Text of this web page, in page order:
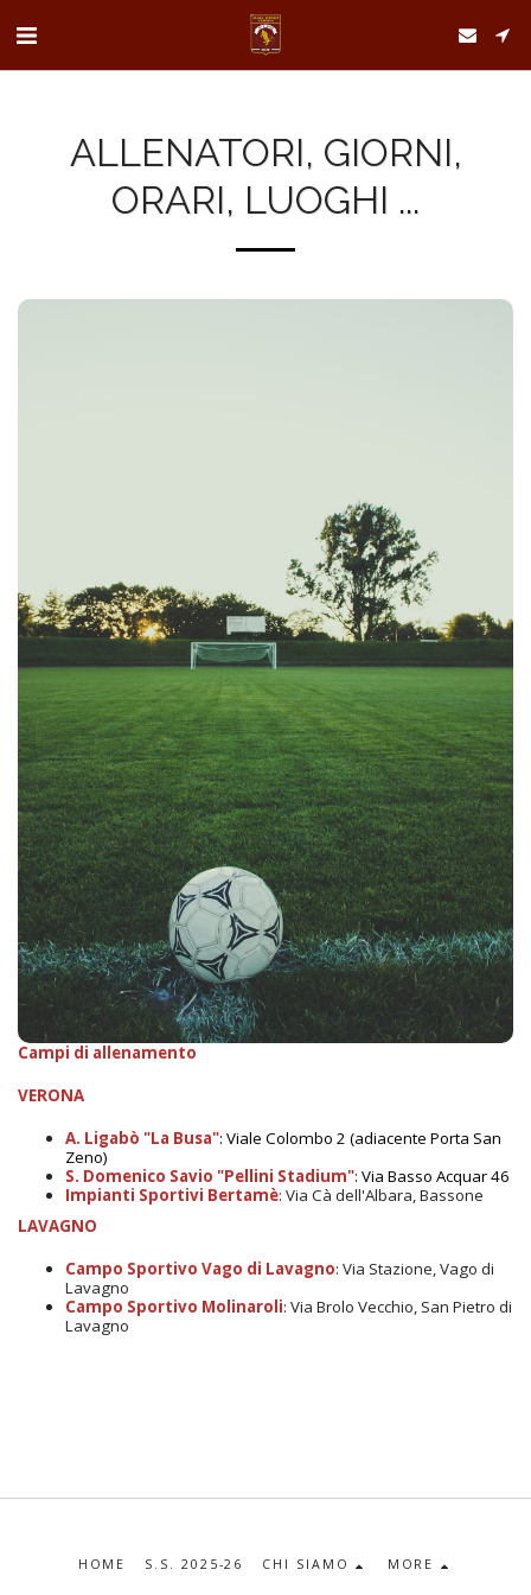
ALLENATORI, GIORNI,
ORARI, LUOGHI ...
Campi di allenamento
VERONA
A. Ligabò "La Busa": Viale Colombo 2 (adiacente Porta San
Zeno)
S. Domenico Savio "Pellini Stadium": Via Basso Acquar 46
Impianti Sportivi Bertamè: Via Cà dell'Albara, Bassone
LAVAGNO
Campo Sportivo Vago di Lavagno: Via Stazione, Vago di
Lavagno
Campo Sportivo Molinaroli: Via Brolo Vecchio, San Pietro di
Lavagno
HOME S.S. 2025-26 CHI SIAMO MORE